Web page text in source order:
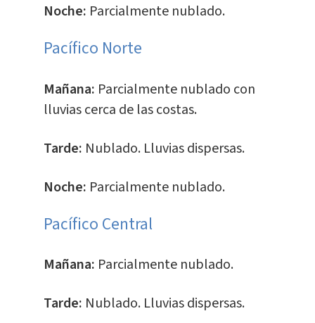
Noche: Parcialmente nublado.
Pacífico Norte
Mañana: Parcialmente nublado con
lluvias cerca de las costas.
Tarde: Nublado. Lluvias dispersas.
Noche: Parcialmente nublado.
Pacífico Central
Mañana: Parcialmente nublado.
Tarde: Nublado. Lluvias dispersas.